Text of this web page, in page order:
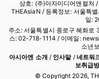
상호: (주)아자미디어앤컬처
THEAsiaN / 등록정보: 서울특
일:
주소: 서울특별시 종로구 혜화
스: 02-718-1114 / 이메일:
소년
아시아엔 소개 / 인사말/ 네트워
보취급
© Copyright 2026,